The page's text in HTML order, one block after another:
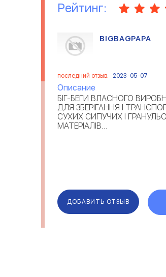
Рейтинг:
BIGBAGPAPA
последний отзыв: 2023-05-07
Описание
БІГ-БЕГИ ВЛАСНОГО
ДЛЯ ЗБЕРІГАННЯ І
СУХИХ СИПУЧИХ І
МАТЕРІАЛІВ...
ДОБАВИТЬ ОТЗЫВ